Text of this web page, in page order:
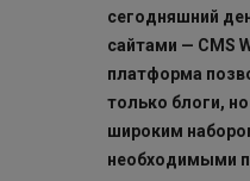
сегодняшний
сайтами — CMS
платформа
только блоги,
широким
необходимыми